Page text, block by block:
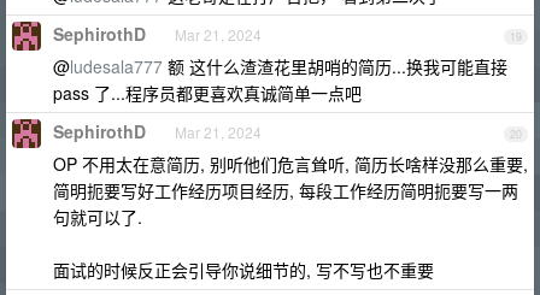
19
SephirothD Mar 21, 2024
@ludesala777 额 这什么渣渣花里胡哨的简历...换我可能直接
pass 了...程序员都更喜欢真诚简单一点吧
20
SephirothD Mar 21, 2024
OP 不用太在意简历, 别听他们危言耸听, 简历长啥样没那么重要,
简明扼要写好工作经历项目经历, 每段工作经历简明扼要写一两
句就可以了.
面试的时候反正会引导你说细节的, 写不写也不重要